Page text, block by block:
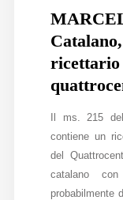
Chi siamo
Direzione
Indici
Seminario
Norme
Diffusione
ricettario
Il ms. 215
contiene un
del
catalano
probabilmente